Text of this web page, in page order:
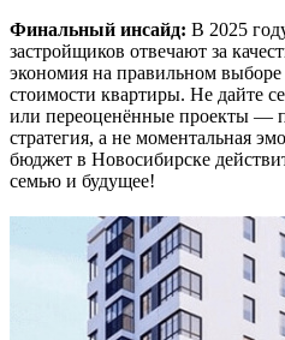
Финальный инсайд: В 2025
застройщиков отвечают за
экономия на правильном
стоимости квартиры. Не дайте
или переоценённые проекты —
стратегия, а не моментальная
бюджет в Новосибирске
семью и будущее!